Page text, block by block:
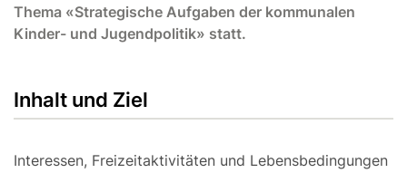
Thema «Strategische Aufgaben der kommunalen
Kinder- und Jugendpolitik» statt.
Inhalt und Ziel
Interessen, Freizeitaktivitäten und Lebensbedingungen